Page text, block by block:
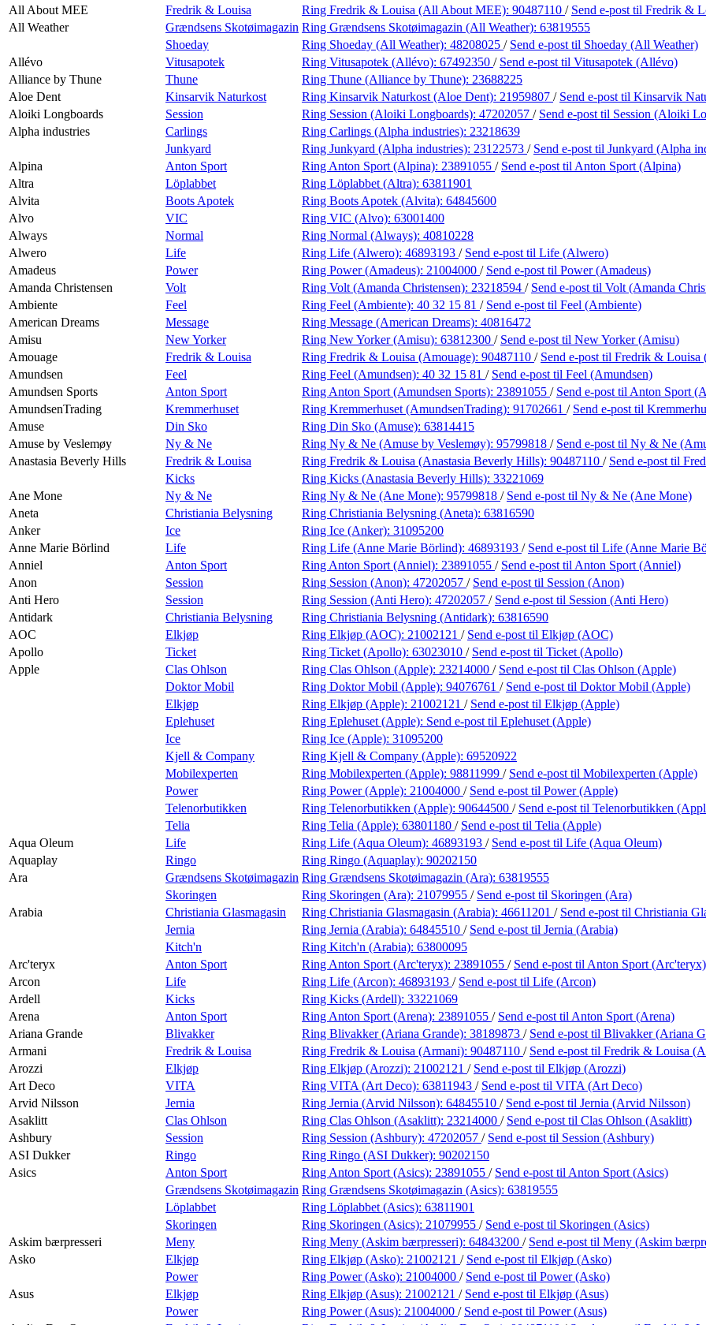
All About MEE
Fredrik & Louisa Ring Fredrik & Louisa (All About MEE): 90487110 / Send e-post til Fredrik &
All Weather
Grændsens Skotøimagazin Ring Grændsens Skotøimagazin (All Weather): 63819555
Shoeday
Ring Shoeday (All Weather): 48208025 / Send e-post til Shoeday (All Weather)
Allévo
Vitusapotek Ring Vitusapotek (Allévo): 67492350 / Send e-post til Vitusapotek (Allévo)
Alliance by Thune
Thune Ring Thune (Alliance by Thune): 23688225
Aloe Dent
Kinsarvik Naturkost Ring Kinsarvik Naturkost (Aloe Dent): 21959807 / Send e-post til Kinsarvik
Aloiki Longboards
Session Ring Session (Aloiki Longboards): 47202057 / Send e-post til Session (Aloiki
Alpha industries
Carlings Ring Carlings (Alpha industries): 23218639
Junkyard
Ring Junkyard (Alpha industries): 23122573 / Send e-post til Junkyard (Alpha
Alpina
Anton Sport Ring Anton Sport (Alpina): 23891055 / Send e-post til Anton Sport (Alpina)
Altra
Löplabbet Ring Löplabbet (Altra): 63811901
Alvita
Boots Apotek Ring Boots Apotek (Alvita): 64845600
Alvo
VIC Ring VIC (Alvo): 63001400
Always
Normal Ring Normal (Always): 40810228
Alwero
Life Ring Life (Alwero): 46893193 / Send e-post til Life (Alwero)
Amadeus
Power Ring Power (Amadeus): 21004000 / Send e-post til Power (Amadeus)
Amanda Christensen
Volt Ring Volt (Amanda Christensen): 23218594 / Send e-post til Volt (Amanda
Ambiente
Feel Ring Feel (Ambiente): 40 32 15 81 / Send e-post til Feel (Ambiente)
American Dreams
Message Ring Message (American Dreams): 40816472
Amisu
New Yorker Ring New Yorker (Amisu): 63812300 / Send e-post til New Yorker (Amisu)
Amouage
Fredrik & Louisa Ring Fredrik & Louisa (Amouage): 90487110 / Send e-post til Fredrik & Louisa
Amundsen
Feel Ring Feel (Amundsen): 40 32 15 81 / Send e-post til Feel (Amundsen)
Amundsen Sports
Anton Sport Ring Anton Sport (Amundsen Sports): 23891055 / Send e-post til Anton Sport
AmundsenTrading
Kremmerhuset Ring Kremmerhuset (AmundsenTrading): 91702661 / Send e-post til
Amuse
Din Sko Ring Din Sko (Amuse): 63814415
Amuse by Veslemøy
Ny & Ne Ring Ny & Ne (Amuse by Veslemøy): 95799818 / Send e-post til Ny & Ne
Anastasia Beverly Hills
Fredrik & Louisa Ring Fredrik & Louisa (Anastasia Beverly Hills): 90487110 / Send e-post til
Kicks
Ring Kicks (Anastasia Beverly Hills): 33221069
Ane Mone
Ny & Ne Ring Ny & Ne (Ane Mone): 95799818 / Send e-post til Ny & Ne (Ane Mone)
Aneta
Christiania Belysning Ring Christiania Belysning (Aneta): 63816590
Anker
Ice Ring Ice (Anker): 31095200
Anne Marie Börlind
Life Ring Life (Anne Marie Börlind): 46893193 / Send e-post til Life (Anne Marie
Anniel
Anton Sport Ring Anton Sport (Anniel): 23891055 / Send e-post til Anton Sport (Anniel)
Anon
Session Ring Session (Anon): 47202057 / Send e-post til Session (Anon)
Anti Hero
Session Ring Session (Anti Hero): 47202057 / Send e-post til Session (Anti Hero)
Antidark
Christiania Belysning Ring Christiania Belysning (Antidark): 63816590
AOC
Elkjøp Ring Elkjøp (AOC): 21002121 / Send e-post til Elkjøp (AOC)
Apollo
Ticket Ring Ticket (Apollo): 63023010 / Send e-post til Ticket (Apollo)
Apple
Clas Ohlson Ring Clas Ohlson (Apple): 23214000 / Send e-post til Clas Ohlson (Apple)
Doktor Mobil
Ring Doktor Mobil (Apple): 94076761 / Send e-post til Doktor Mobil (Apple)
Elkjøp
Ring Elkjøp (Apple): 21002121 / Send e-post til Elkjøp (Apple)
Eplehuset
Ring Eplehuset (Apple): Send e-post til Eplehuset (Apple)
Ice
Ring Ice (Apple): 31095200
Kjell & Company
Ring Kjell & Company (Apple): 69520922
Mobilexperten
Ring Mobilexperten (Apple): 98811999 / Send e-post til Mobilexperten (Apple)
Power
Ring Power (Apple): 21004000 / Send e-post til Power (Apple)
Telenorbutikken
Ring Telenorbutikken (Apple): 90644500 / Send e-post til Telenorbutikken
Telia
Ring Telia (Apple): 63801180 / Send e-post til Telia (Apple)
Aqua Oleum
Life Ring Life (Aqua Oleum): 46893193 / Send e-post til Life (Aqua Oleum)
Aquaplay
Ringo Ring Ringo (Aquaplay): 90202150
Ara
Grændsens Skotøimagazin Ring Grændsens Skotøimagazin (Ara): 63819555
Skoringen
Ring Skoringen (Ara): 21079955 / Send e-post til Skoringen (Ara)
Arabia
Christiania Glasmagasin Ring Christiania Glasmagasin (Arabia): 46611201 / Send e-post til Christiania
Jernia
Ring Jernia (Arabia): 64845510 / Send e-post til Jernia (Arabia)
Kitch'n
Ring Kitch'n (Arabia): 63800095
Arc'teryx
Anton Sport Ring Anton Sport (Arc'teryx): 23891055 / Send e-post til Anton Sport (Arc'teryx)
Arcon
Life Ring Life (Arcon): 46893193 / Send e-post til Life (Arcon)
Ardell
Kicks Ring Kicks (Ardell): 33221069
Arena
Anton Sport Ring Anton Sport (Arena): 23891055 / Send e-post til Anton Sport (Arena)
Ariana Grande
Blivakker Ring Blivakker (Ariana Grande): 38189873 / Send e-post til Blivakker (Ariana
Armani
Fredrik & Louisa Ring Fredrik & Louisa (Armani): 90487110 / Send e-post til Fredrik & Louisa
Arozzi
Elkjøp Ring Elkjøp (Arozzi): 21002121 / Send e-post til Elkjøp (Arozzi)
Art Deco
VITA Ring VITA (Art Deco): 63811943 / Send e-post til VITA (Art Deco)
Arvid Nilsson
Jernia Ring Jernia (Arvid Nilsson): 64845510 / Send e-post til Jernia (Arvid Nilsson)
Asaklitt
Clas Ohlson Ring Clas Ohlson (Asaklitt): 23214000 / Send e-post til Clas Ohlson (Asaklitt)
Ashbury
Session Ring Session (Ashbury): 47202057 / Send e-post til Session (Ashbury)
ASI Dukker
Ringo Ring Ringo (ASI Dukker): 90202150
Asics
Anton Sport Ring Anton Sport (Asics): 23891055 / Send e-post til Anton Sport (Asics)
Grændsens Skotøimagazin Ring Grændsens Skotøimagazin (Asics): 63819555
Löplabbet
Ring Löplabbet (Asics): 63811901
Skoringen
Ring Skoringen (Asics): 21079955 / Send e-post til Skoringen (Asics)
Askim bærpresseri
Meny Ring Meny (Askim bærpresseri): 64843200 / Send e-post til Meny (Askim
Asko
Elkjøp Ring Elkjøp (Asko): 21002121 / Send e-post til Elkjøp (Asko)
Power
Ring Power (Asko): 21004000 / Send e-post til Power (Asko)
Asus
Elkjøp Ring Elkjøp (Asus): 21002121 / Send e-post til Elkjøp (Asus)
Power
Ring Power (Asus): 21004000 / Send e-post til Power (Asus)